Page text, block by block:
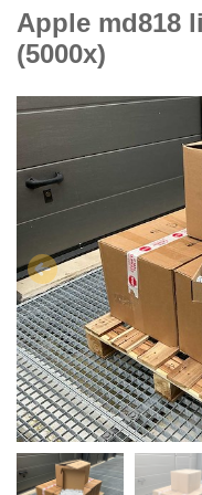
Apple md818
(5000x)